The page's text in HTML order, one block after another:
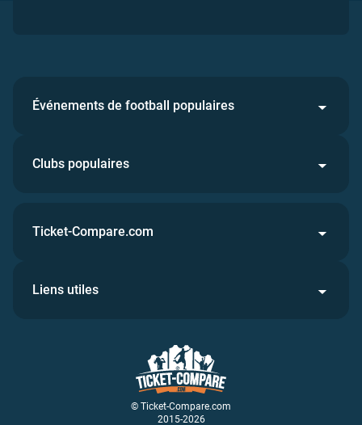
Événements de football populaires
Clubs populaires
© Ticket-Compare.com
2015-2026
Ticket-Compare.com
Liens utiles